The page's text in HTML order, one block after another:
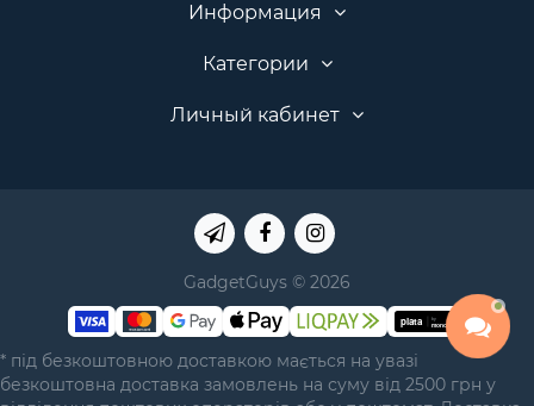
Информация
Категории
Личный кабинет
GadgetGuys © 2026
* під безкоштовною доставкою мається на увазі
безкоштовна доставка замовлень на суму від 2500 грн у